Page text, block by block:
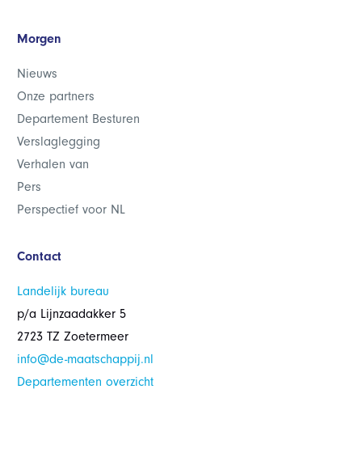
Morgen
Nieuws
Onze partners
Departement Besturen
Verslaglegging
Verhalen van
Pers
Perspectief voor NL
Contact
Landelijk bureau
p/a Lijnzaadakker 5
2723 TZ Zoetermeer
info@de-maatschappij.nl
Departementen overzicht